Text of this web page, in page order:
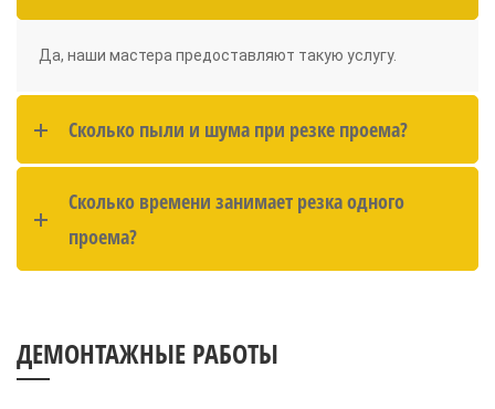
Да, наши мастера предоставляют такую услугу.
Сколько пыли и шума при резке проема?
Сколько времени занимает резка одного
проема?
ДЕМОНТАЖНЫЕ РАБОТЫ